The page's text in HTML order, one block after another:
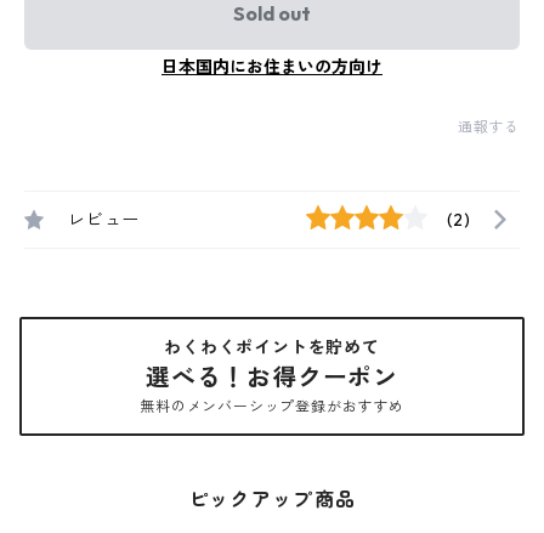
Sold out
日本国内にお住まいの方向け
通報する
レビュー (2)
わくわくポイントを貯めて
選べる！お得クーポン
無料のメンバーシップ登録がおすすめ
ピックアップ商品